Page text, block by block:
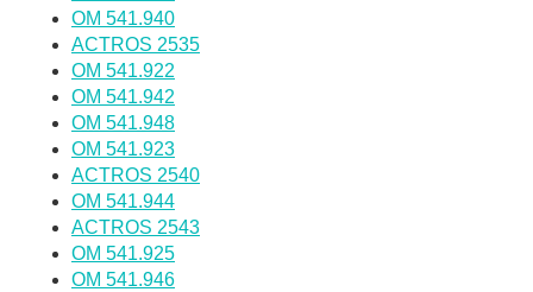
OM 541.940
ACTROS 2535
OM 541.922
OM 541.942
OM 541.948
OM 541.923
ACTROS 2540
OM 541.944
ACTROS 2543
OM 541.925
OM 541.946